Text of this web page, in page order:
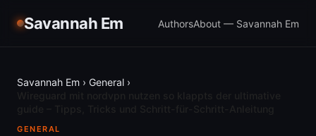
Savannah Em AuthorsAbout — Savannah Em
Savannah Em › General ›
GENERAL